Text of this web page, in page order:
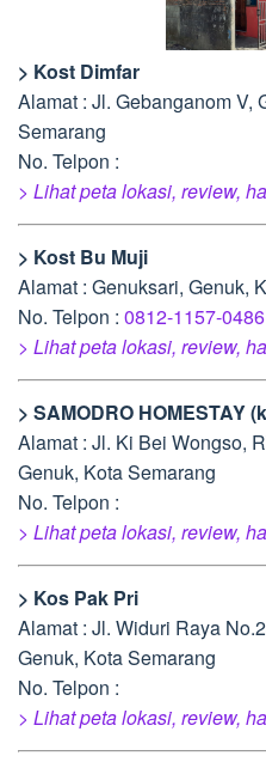
> Kost Dimfar
Alamat : Jl. Gebanganom V,
Semarang
No. Telpon :
> Lihat peta lokasi, review,
> Kost Bu Muji
Alamat : Genuksari, Genuk,
No. Telpon : 0812-1157-0486
> Lihat peta lokasi, review,
> SAMODRO HOMESTAY
Alamat : Jl. Ki Bei Wongso,
Genuk, Kota Semarang
No. Telpon :
> Lihat peta lokasi, review,
> Kos Pak Pri
Alamat : Jl. Widuri Raya
Genuk, Kota Semarang
No. Telpon :
> Lihat peta lokasi, review,